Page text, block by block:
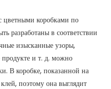
цветными коробками по
разработаны в соответствии
изысканные узоры,
и т. д. можно
В коробке, показанной на
поэтому она выглядит